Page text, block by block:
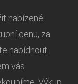
nabízené
cenu, za
nabídnout.
vás